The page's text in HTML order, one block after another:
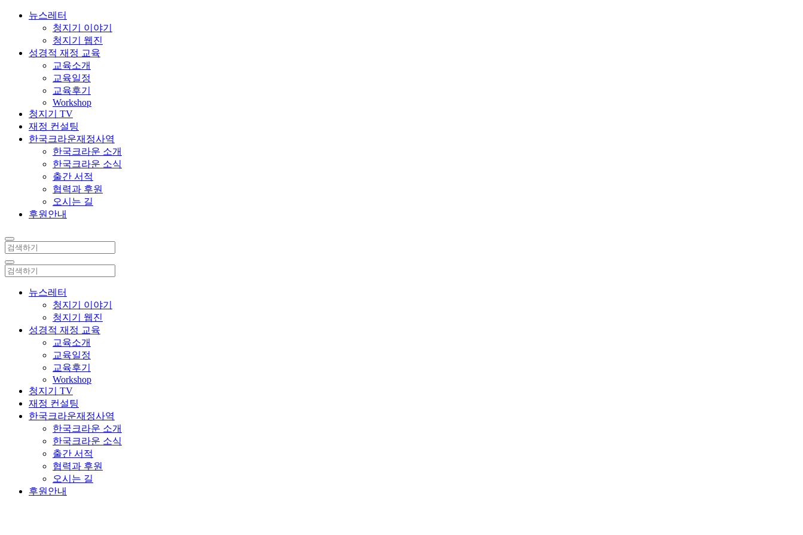
뉴스레터
청지기 이야기
청지기 웹진
성경적 재정 교육
교육소개
교육일정
교육후기
Workshop
청지기 TV
재정 컨설팅
한국크라운재정사역
한국크라운 소개
한국크라운 소식
출간 서적
협력과 후원
오시는 길
후원안내
뉴스레터
청지기 이야기
청지기 웹진
성경적 재정 교육
교육소개
교육일정
교육후기
Workshop
청지기 TV
재정 컨설팅
한국크라운재정사역
한국크라운 소개
한국크라운 소식
출간 서적
협력과 후원
오시는 길
후원안내